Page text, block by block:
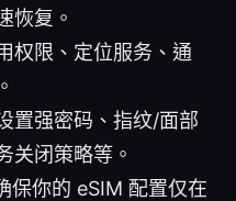
恢复。
权限、定位服务、通
置强密码、指纹/面部
关闭策略等。
保你的 eSIM 配置仅在